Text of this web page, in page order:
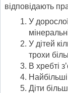
відповідають
У
У дітей
трохи
В хребті
Найбільші
Діти